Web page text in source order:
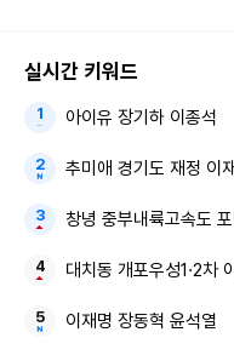
실시간 키워드
아이유 장기하 이종석
추미애 경기도 재정 이
창녕 중부내륙고속도 포
대치동 개포우성1·2차
이재명 장동혁 윤석열